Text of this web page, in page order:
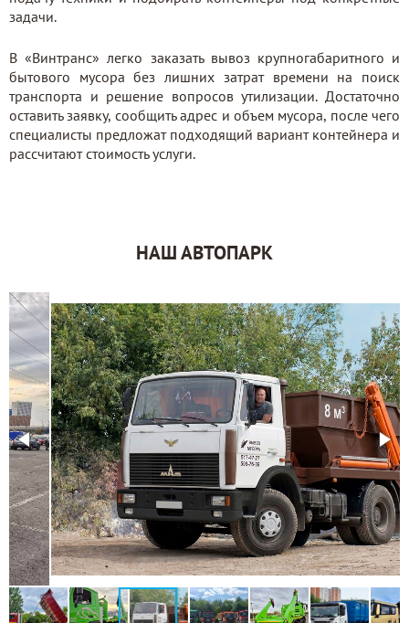
задачи.
В «Винтранс» легко заказать вывоз крупногабаритного и
бытового мусора без лишних затрат времени на поиск
транспорта и решение вопросов утилизации. Достаточно
оставить заявку, сообщить адрес и объем мусора, после чего
специалисты предложат подходящий вариант контейнера и
рассчитают стоимость услуги.
НАШ АВТОПАРК